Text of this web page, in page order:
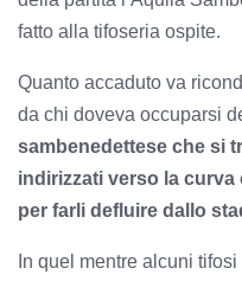
fatto alla tifoseria ospite.
Quanto accaduto va
da chi doveva occuparsi
sambenedettese che si
indirizzati verso la
per farli defluire dallo
In quel mentre alcuni